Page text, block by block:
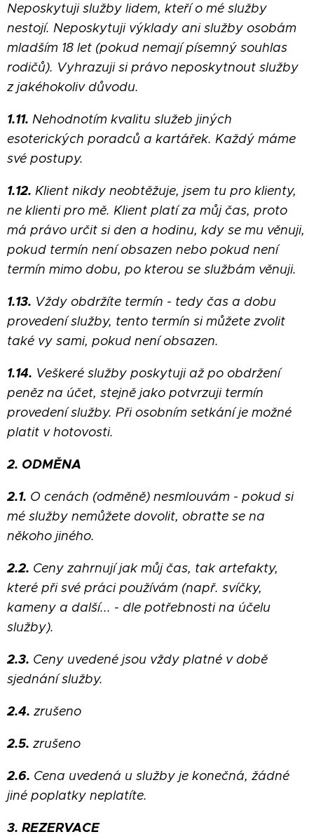
Neposkytuji služby lidem, kteří o mé služby
nestojí. Neposkytuji výklady ani služby osobám
mladším 18 let (pokud nemají písemný souhlas
rodičů). Vyhrazuji si právo neposkytnout služby
z jakéhokoliv důvodu.
1.11. Nehodnotím kvalitu služeb jiných
esoterických poradců a kartářek. Každý máme
své postupy.
1.12. Klient nikdy neobtěžuje, jsem tu pro klienty,
ne klienti pro mě. Klient platí za můj čas, proto
má právo určit si den a hodinu, kdy se mu věnuji,
pokud termín není obsazen nebo pokud není
termín mimo dobu, po kterou se službám věnuji.
1.13. Vždy obdržíte termín - tedy čas a dobu
provedení služby, tento termín si můžete zvolit
také vy sami, pokud není obsazen.
1.14. Veškeré služby poskytuji až po obdržení
peněz na účet, stejně jako potvrzuji termín
provedení služby. Při osobním setkání je možné
platit v hotovosti.
2. ODMĚNA
2.1. O cenách (odměně) nesmlouvám - pokud si
mé služby nemůžete dovolit, obraťte se na
někoho jiného.
2.2. Ceny zahrnují jak můj čas, tak artefakty,
které při své práci používám (např. svíčky,
kameny a další... - dle potřebnosti na účelu
služby).
2.3. Ceny uvedené jsou vždy platné v době
sjednání služby.
2.4. zrušeno
2.5. zrušeno
2.6. Cena uvedená u služby je konečná, žádné
jiné poplatky neplatíte.
3. REZERVACE